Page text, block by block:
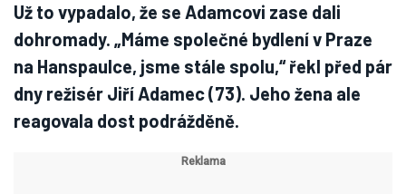
Už to vypadalo, že se Adamcovi zase dali
dohromady. „Máme společné bydlení v Praze
na Hanspaulce, jsme stále spolu,“ řekl před pár
dny režisér Jiří Adamec (73). Jeho žena ale
reagovala dost podrážděně.